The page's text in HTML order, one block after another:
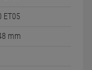
ET05
mm